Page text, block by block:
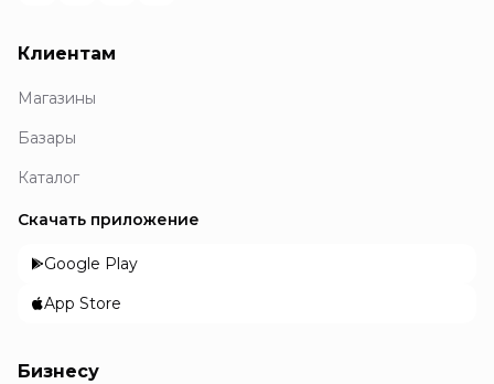
Клиентам
Магазины
Базары
Каталог
Скачать приложение
Google Play
App Store
Бизнесу